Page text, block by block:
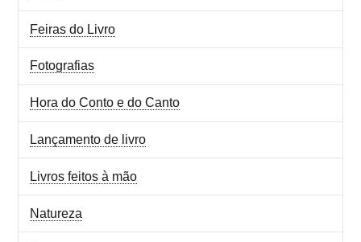
Feiras do Livro
Fotografias
Hora do Conto e do Canto
Lançamento de livro
Livros feitos à mão
Natureza